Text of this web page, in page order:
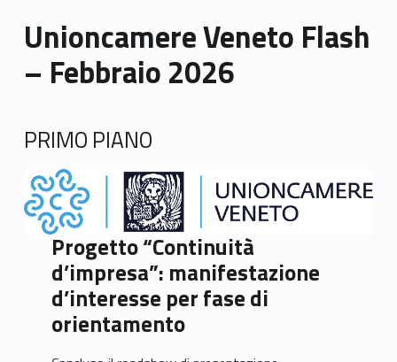
Unioncamere Veneto Flash
– Febbraio 2026
PRIMO PIANO
Progetto “Continuità
d’impresa”: manifestazione
d’interesse per fase di
orientamento